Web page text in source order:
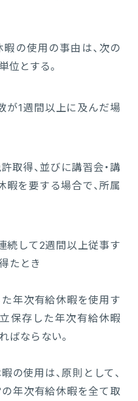
の使用の事由は、次の
位とする。
が1週間以上に及んだ場
取得、並びに講習会・講
暇を要する場合で、所属
続して2週間以上従事す
たとき
年次有給休暇を使用す
保存した年次有給休暇
ばならない。
の使用は、原則として、
年次有給休暇を全て取